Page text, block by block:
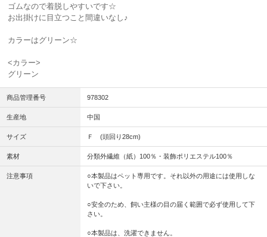
ゴムなので着脱しやすいです☆
お出掛けに目立つこと間違いなし♪
カラーはグリーン☆
<カラー>
グリーン
商品管理番号 978302
生産地 中国
サイズ Ｆ (頭回り28cm)
素材 分類外繊維（紙）100％・装飾ポリエステル100％
注意事項
○本製品はペット専用です。それ以外の用途には使用しな
いで下さい。
○安全のため、飼い主様の目の届く範囲で必ず使用して下
さい。
○本製品は、洗濯できません。